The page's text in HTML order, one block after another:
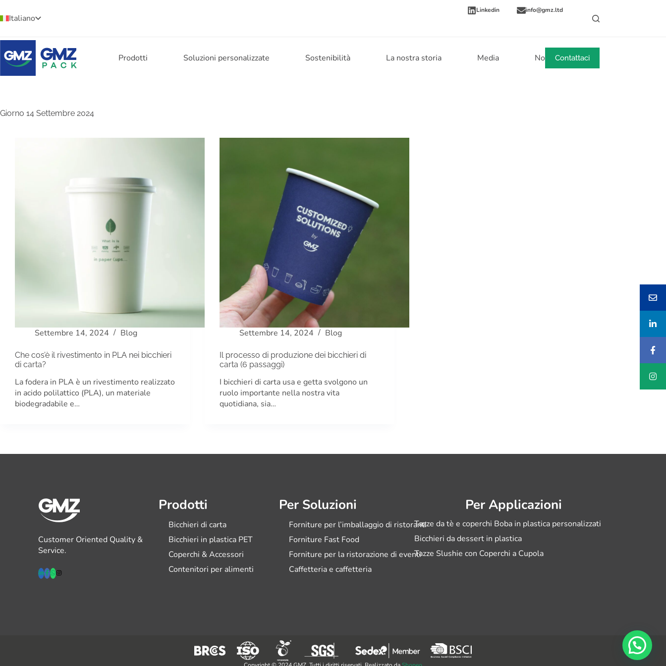
Italiano
Linkedin info@gmz.ltd
Prodotti Soluzioni personalizzate Sostenibilità La nostra storia Media NotizieContattaci
Giorno 14 Settembre 2024
Settembre 14, 2024 Blog
Che cos’è il rivestimento in PLA nei bicchieri
di carta?
La fodera in PLA è un rivestimento realizzato
in acido polilattico (PLA), un materiale
biodegradabile e…
Settembre 14, 2024 Blog
Il processo di produzione dei bicchieri di
carta (6 passaggi)
I bicchieri di carta usa e getta svolgono un
ruolo importante nella nostra vita
quotidiana, sia…
Customer Oriented Quality &
Service.
Prodotti
Bicchieri di carta
Bicchieri in plastica PET
Coperchi & Accessori
Contenitori per alimenti
Per Soluzioni
Forniture per l’imballaggio di ristoranti
Forniture Fast Food
Forniture per la ristorazione di eventi
Caffetteria e caffetteria
Per Applicazioni
Tazze da tè e coperchi Boba in plastica personalizzati
Bicchieri da dessert in plastica
Tazze Slushie con Coperchi a Cupola